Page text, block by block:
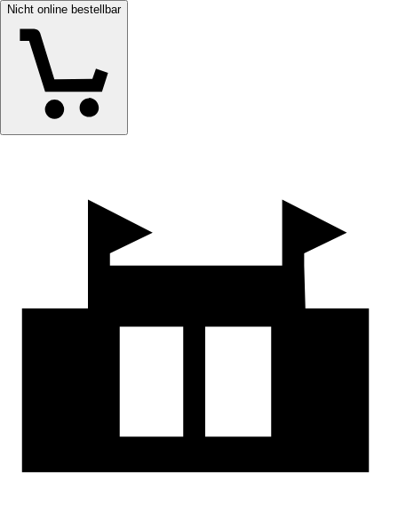
Nicht online bestellbar